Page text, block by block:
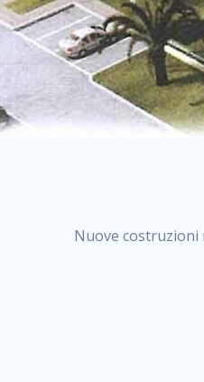
Nuove costruzioni